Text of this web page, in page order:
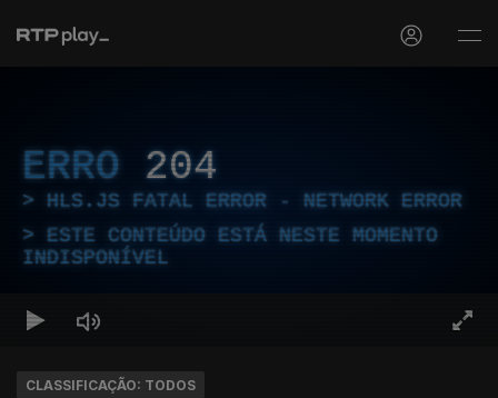
ERRO 204
HLS.JS FATAL ERROR - NETWORK ERROR
ESTE CONTEÚDO ESTÁ NESTE MOMENTO
INDISPONÍVEL
CLASSIFICAÇÃO: TODOS